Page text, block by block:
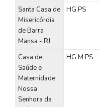
Santa Casa de
Misericórdia
de Barra
Mansa - RJ
HG PS
Casa de
Saúde e
Maternidade
Nossa
Senhora da
HG M PS